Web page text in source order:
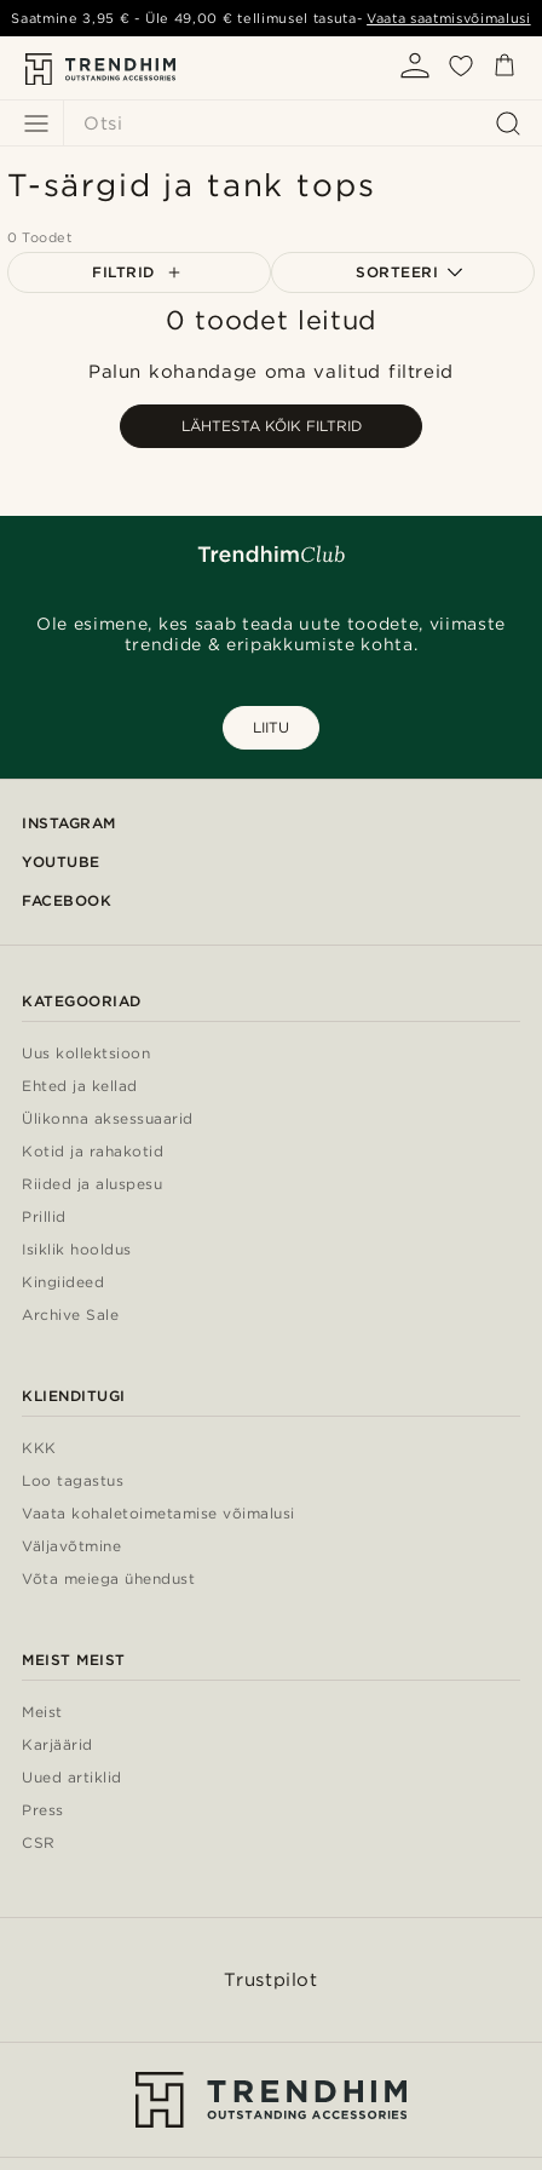
Otsi
Saatmine3,95 € - Üle 49,00 € tellimusel tasuta-Vaata saatmisvõimalusi
T-särgid ja tank tops
0 Toodet
FILTRID SORTEERI
Populaarsed
Kõrgeim hind
0 toodet leitud
Palun kohandage oma valitud filtreid
LÄHTESTA KÕIK FILTRID
Ole esimene, kes saab teada uute toodete, viimaste
trendide & eripakkumiste kohta.
LIITU
INSTAGRAM
YOUTUBE
FACEBOOK
KATEGOORIAD
Uus kollektsioon
Ehted ja kellad
Ülikonna aksessuaarid
Kotid ja rahakotid
Riided ja aluspesu
Prillid
Isiklik hooldus
Kingiideed
Archive Sale
KLIENDITUGI
KKK
Loo tagastus
Vaata kohaletoimetamise võimalusi
Väljavõtmine
Võta meiega ühendust
MEIST MEIST
Meist
Karjäärid
Uued artiklid
Press
CSR
Trustpilot